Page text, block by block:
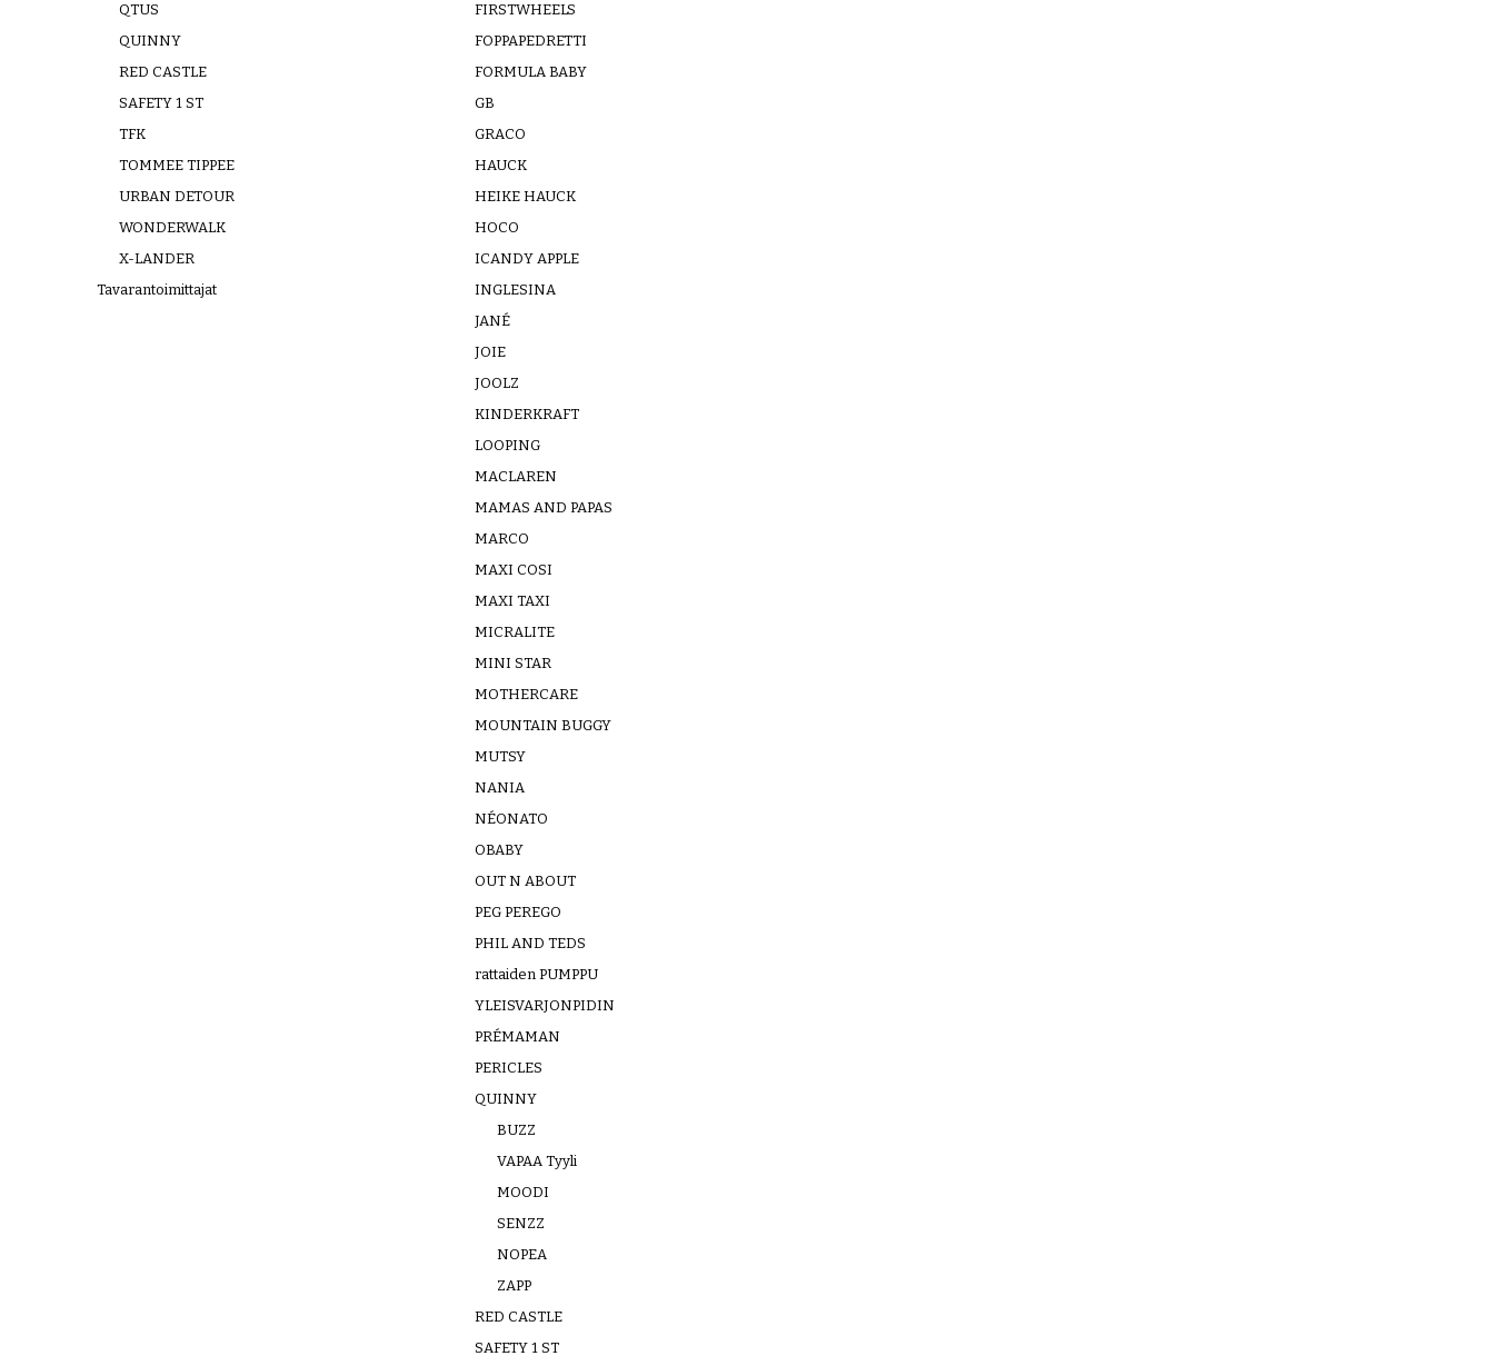
QTUS
QUINNY
RED CASTLE
SAFETY 1 ST
TFK
TOMMEE TIPPEE
URBAN DETOUR
WONDERWALK
X-LANDER
Tavarantoimittajat
FIRSTWHEELS
FOPPAPEDRETTI
FORMULA BABY
GB
GRACO
HAUCK
HEIKE HAUCK
HOCO
ICANDY APPLE
INGLESINA
JANÉ
JOIE
JOOLZ
KINDERKRAFT
LOOPING
MACLAREN
MAMAS AND PAPAS
MARCO
MAXI COSI
MAXI TAXI
MICRALITE
MINI STAR
MOTHERCARE
MOUNTAIN BUGGY
MUTSY
NANIA
NÉONATO
OBABY
OUT N ABOUT
PEG PEREGO
PHIL AND TEDS
rattaiden PUMPPU
YLEISVARJONPIDIN
PRÉMAMAN
PERICLES
QUINNY
BUZZ
VAPAA Tyyli
MOODI
SENZZ
NOPEA
ZAPP
RED CASTLE
SAFETY 1 ST